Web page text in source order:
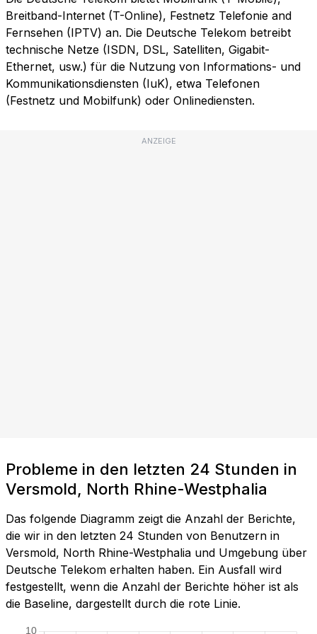
Breitband-Internet (T-Online), Festnetz Telefonie and
Fernsehen (IPTV) an. Die Deutsche Telekom betreibt
technische Netze (ISDN, DSL, Satelliten, Gigabit-
Ethernet, usw.) für die Nutzung von Informations- und
Kommunikationsdiensten (IuK), etwa Telefonen
(Festnetz und Mobilfunk) oder Onlinediensten.
ANZEIGE
Probleme in den letzten 24 Stunden in
Versmold, North Rhine-Westphalia
Das folgende Diagramm zeigt die Anzahl der Berichte,
die wir in den letzten 24 Stunden von Benutzern in
Versmold, North Rhine-Westphalia und Umgebung über
Deutsche Telekom erhalten haben. Ein Ausfall wird
festgestellt, wenn die Anzahl der Berichte höher ist als
die Baseline, dargestellt durch die rote Linie.